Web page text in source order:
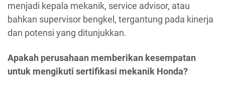
menjadi kepala mekanik, service advisor, atau
bahkan supervisor bengkel, tergantung pada kinerja
dan potensi yang ditunjukkan.
Apakah perusahaan memberikan kesempatan
untuk mengikuti sertifikasi mekanik Honda?